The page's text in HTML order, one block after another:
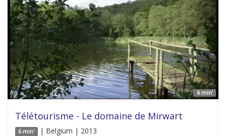
6 min'
Télétourisme - Le domaine de Mirwart
6 min' | Belgium | 2013